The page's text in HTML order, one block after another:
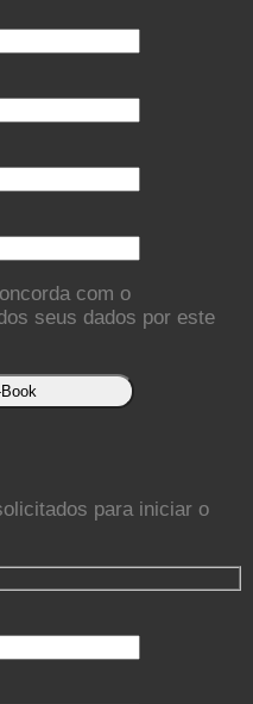
com o
seus dados por este
para iniciar o